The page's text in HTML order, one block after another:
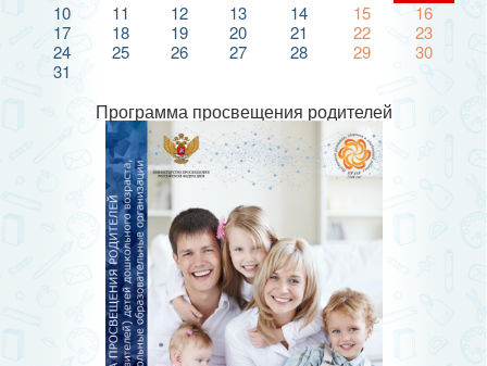
10
11 12 13 14 15
16
17
18 19 20 21 22
23
24
25 26 27 28 29
30
31
Программа просвещения родителей